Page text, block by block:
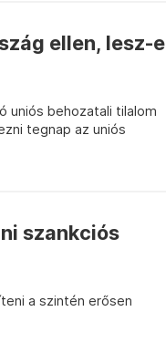
ellen, lesz-e
uniós behozatali tilalom
tegnap az uniós
szankciós
a szintén erősen